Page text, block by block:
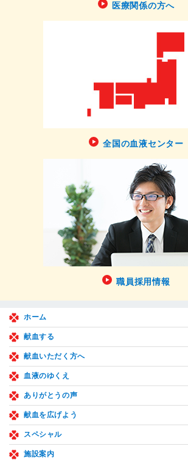
医療関係の方へ
全国の血液センター
職員採用情報
ホーム
献血する
献血いただく方へ
血液のゆくえ
ありがとうの声
献血を広げよう
スペシャル
施設案内